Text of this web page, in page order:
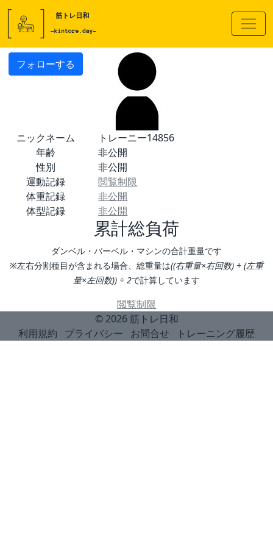
フォローする
ニックネーム
トレーニー14856
年齢
非公開
性別
非公開
運動記録
閲覧制限
体重記録
非公開
体型記録
非公開
累計総負荷
ダンベル・バーベル・マシンの合計重量です
※左右分割種目が含まれる場合、総重量は((右重量×右回数) + (左重
量×左回数)) ÷ 2で計算しています
閲覧制限
© 2026 筋トレ日和
利用規約
プライバシー お問合せ トレーニング履歴